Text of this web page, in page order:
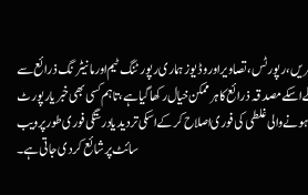
رپورٹس، تصاویر اور وڈیوز ہماری رپورٹنگ ٹیم اور مانیٹرنگ ذرائع سے
مصدقہ ذرائع کا ہرممکن خیال رکھا گیا ہے، تاہم کسی بھی خبر یا رپورٹ
والی غلطی کی فوری اصلاح کرکے اسکی تردید یا درستگی فوری طور پر ویب
سائٹ پر شائع کردی جاتی ہے۔